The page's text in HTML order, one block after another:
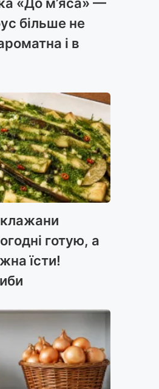
більше не
і в
готую, а
їсти!